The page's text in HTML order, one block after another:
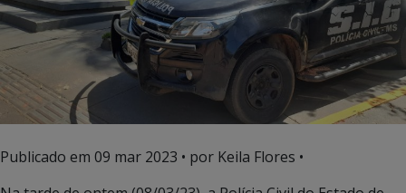
Publicado em 09 mar 2023 • por Keila Flores •